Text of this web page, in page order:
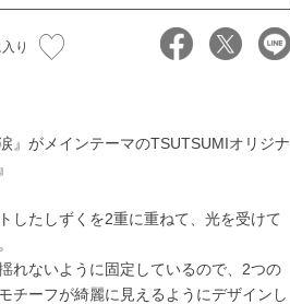
り
』がメインテーマのTSUTSUMIオリジナ
したしずくを2重に重ねて、光を受けて
れないように固定しているので、2つの
チーフが綺麗に見えるようにデザインし